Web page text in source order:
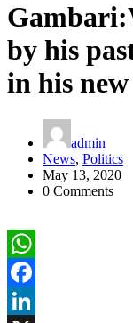
by his
in his
admin
News, Politics
May 13, 2020
0 Comments
WhatsApp
Facebook